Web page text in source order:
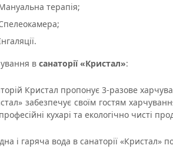
терапія;
в санаторії «Кристал»:
Кристал пропонує 3-разове
забезпечує своїм гостям
кухарі та екологічно чисті
і гаряча вода в санаторії «Кристал»